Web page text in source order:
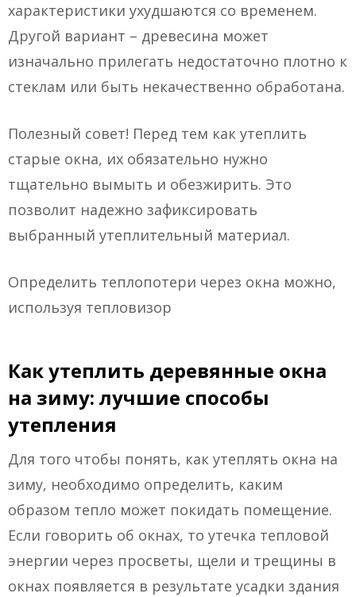
характеристики ухудшаются со временем.
Другой вариант – древесина может
изначально прилегать недостаточно плотно к
стеклам или быть некачественно обработана.
Полезный совет! Перед тем как утеплить
старые окна, их обязательно нужно
тщательно вымыть и обезжирить. Это
позволит надежно зафиксировать
выбранный утеплительный материал.
Определить теплопотери через окна можно,
используя тепловизор
Как утеплить деревянные окна
на зиму: лучшие способы
утепления
Для того чтобы понять, как утеплять окна на
зиму, необходимо определить, каким
образом тепло может покидать помещение.
Если говорить об окнах, то утечка тепловой
энергии через просветы, щели и трещины в
окнах появляется в результате усадки здания